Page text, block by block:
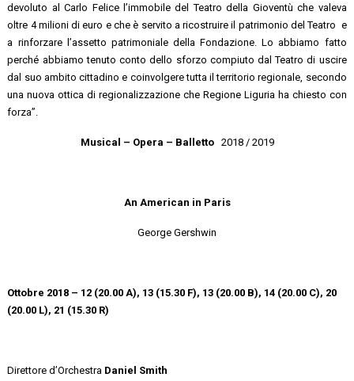
devoluto al Carlo Felice l’immobile del Teatro della Gioventù che valeva
oltre 4 milioni di euro e che è servito a ricostruire il patrimonio del Teatro e
a rinforzare l’assetto patrimoniale della Fondazione. Lo abbiamo fatto
perché abbiamo tenuto conto dello sforzo compiuto dal Teatro di uscire
dal suo ambito cittadino e coinvolgere tutta il territorio regionale, secondo
una nuova ottica di regionalizzazione che Regione Liguria ha chiesto con
forza”.
Musical – Opera – Balletto 2018 / 2019
An American in Paris
George Gershwin
Ottobre 2018 – 12 (20.00 A), 13 (15.30 F), 13 (20.00 B), 14 (20.00 C), 20
(20.00 L), 21 (15.30 R)
Direttore d’Orchestra Daniel Smith